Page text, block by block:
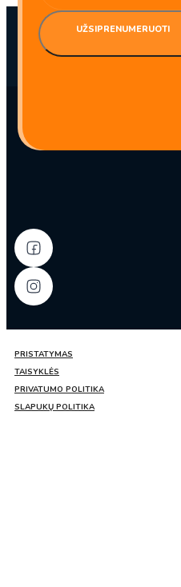
UŽSIPRENUMERUOTI
PRISTATYMAS
TAISYKLĖS
PRIVATUMO POLITIKA
SLAPUKŲ POLITIKA